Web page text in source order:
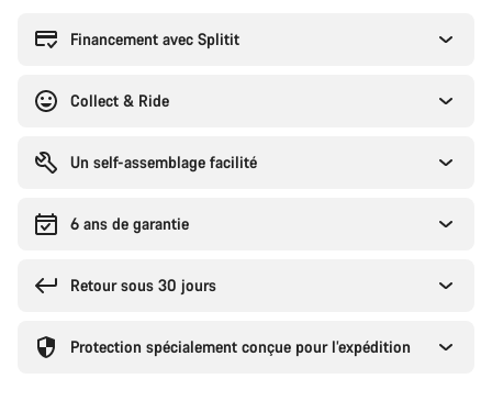
Financement avec Splitit
Collect & Ride
Un self-assemblage facilité
6 ans de garantie
Retour sous 30 jours
Protection spécialement conçue pour l’expédition